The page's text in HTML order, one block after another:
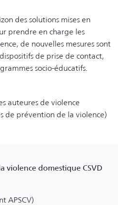
des solutions mises en
prendre en charge les
de nouvelles mesures sont
de prise de contact,
socio-éducatifs.
auteures de violence
de prévention de la violence)
violence domestique CSVD
APSCV)